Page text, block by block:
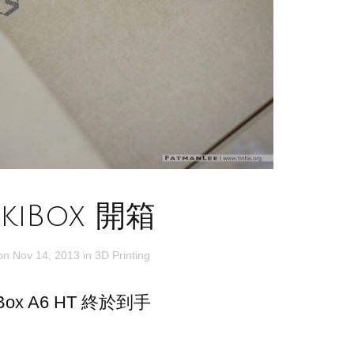
開箱
Nov 14, 2013 in 3D Printing
A6 HT 終於到手